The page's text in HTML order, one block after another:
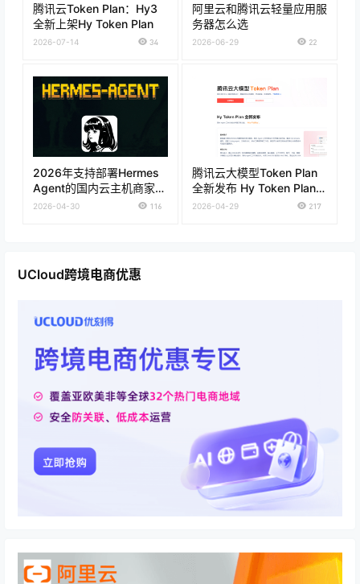
腾讯云Token Plan：Hy3
全新上架Hy Token Plan
2026-07-14 34
阿里云和腾讯云轻量应用服
务器怎么选
2026-06-29 22
2026年支持部署Hermes
Agent的国内云主机商家推
荐
2026-04-30 116
腾讯云大模型Token Plan
全新发布 Hy Token Plan套
餐低至28元 通用Token
2026-04-29 217
UCloud跨境电商优惠